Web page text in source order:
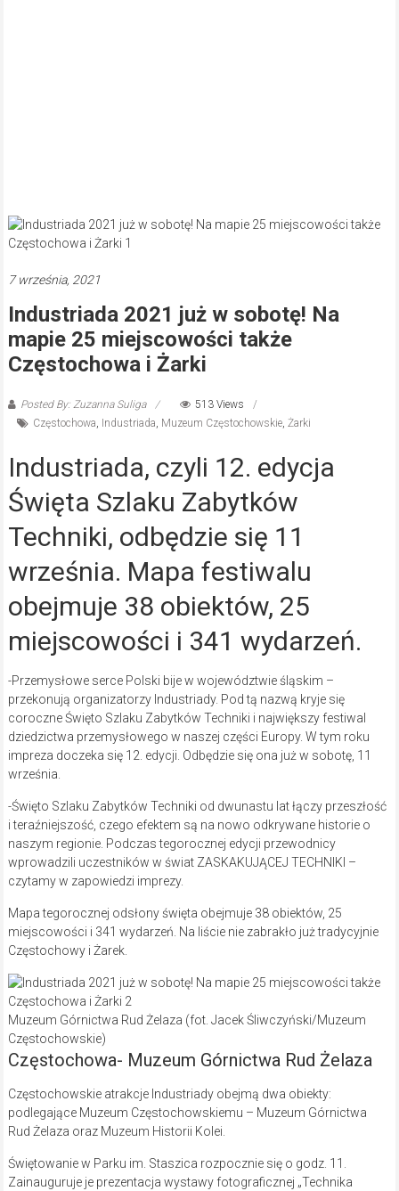
7 września, 2021
Industriada 2021 już w sobotę! Na
mapie 25 miejscowości także
Częstochowa i Żarki
Posted By: Zuzanna Suliga
513 Views
Częstochowa, Industriada, Muzeum Częstochowskie, Żarki
Industriada, czyli 12. edycja
Święta Szlaku Zabytków
Techniki, odbędzie się 11
września. Mapa festiwalu
obejmuje 38 obiektów, 25
miejscowości i 341 wydarzeń.
-Przemysłowe serce Polski bije w województwie śląskim –
przekonują organizatorzy Industriady. Pod tą nazwą kryje się
coroczne Święto Szlaku Zabytków Techniki i największy festiwal
dziedzictwa przemysłowego w naszej części Europy. W tym roku
impreza doczeka się 12. edycji. Odbędzie się ona już w sobotę, 11
września.
-Święto Szlaku Zabytków Techniki od dwunastu lat łączy przeszłość
i teraźniejszość, czego efektem są na nowo odkrywane historie o
naszym regionie. Podczas tegorocznej edycji przewodnicy
wprowadzili uczestników w świat ZASKAKUJĄCEJ TECHNIKI –
czytamy w zapowiedzi imprezy.
Mapa tegorocznej odsłony święta obejmuje 38 obiektów, 25
miejscowości i 341 wydarzeń. Na liście nie zabrakło już tradycyjnie
Częstochowy i Żarek.
Muzeum Górnictwa Rud Żelaza (fot. Jacek Śliwczyński/Muzeum
Częstochowskie)
Częstochowa- Muzeum Górnictwa Rud Żelaza
Częstochowskie atrakcje Industriady obejmą dwa obiekty:
podlegające Muzeum Częstochowskiemu – Muzeum Górnictwa
Rud Żelaza oraz Muzeum Historii Kolei.
Świętowanie w Parku im. Staszica rozpocznie się o godz. 11.
Zainauguruje je prezentacja wystawy fotograficznej „Technika